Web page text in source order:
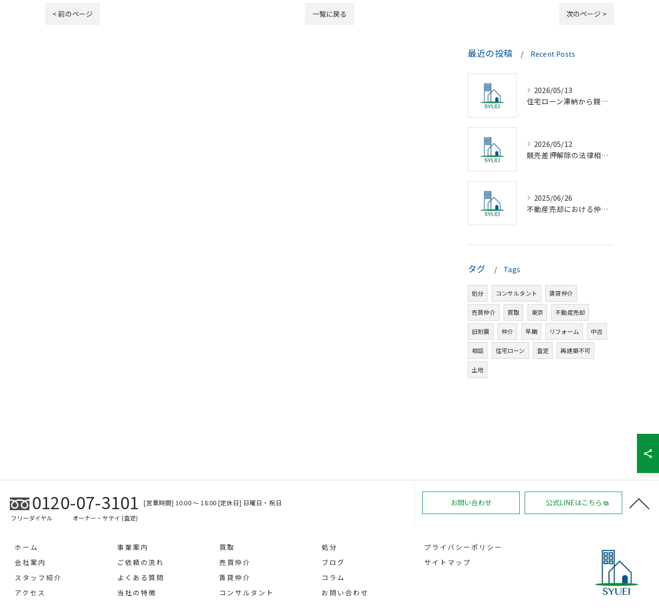
< 前のページ 一覧に戻る 次のページ >
最近の投稿 Recent Posts
2026/05/13
住宅ローン滞納から競売回避の解決策
2026/05/12
競売差押解除の法律相談完全解説
2025/06/26
不動産売却における仲介の基礎知識
タグ Tags
処分 コンサルタント 賃貸仲介
売買仲介 買取 東京 不動産売却
旧耐震 仲介 早期 リフォーム 中古
相談 住宅ローン 査定 再建築不可
土地
0120-07-3101
フリーダイヤル オーナー・サテイ (査定)
[営業時間] 10:00 ～ 18:00 [定休日] 日曜日・祝日 お問い合わせ 公式LINEはこちら
ホーム
会社案内
スタッフ紹介
アクセス
事業案内
ご依頼の流れ
よくある質問
当社の特徴
買取
売買仲介
賃貸仲介
コンサルタント
処分
ブログ
コラム
お問い合わせ
プライバシーポリシー
サイトマップ